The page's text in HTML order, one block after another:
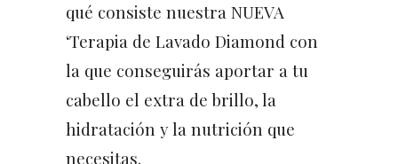
qué consiste nuestra NUEVA
‘Terapia de Lavado Diamond con
la que conseguirás aportar a tu
cabello el extra de brillo, la
hidratación y la nutrición que
necesitas.